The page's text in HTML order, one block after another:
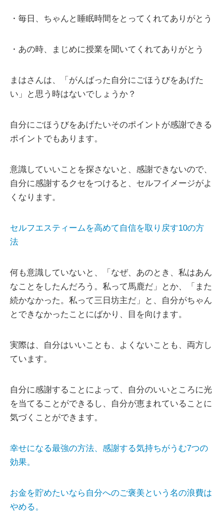
・毎日、ちゃんと睡眠時間をとってくれてありがとう
・あの時、まじめに授業を聞いてくれてありがとう
まはさんは、「がんばった自分にごほうびをあげた
い」と思う時はないでしょうか？
自分にごほうびをあげたいそのポイントが感謝できる
ポイントでもあります。
意識していいことを探さないと、感謝できないので、
自分に感謝するクセをつけると、セルフイメージがよ
くなります。
セルフエスティームを高めて自信を取り戻す10の方
法
何も意識していないと、「なぜ、あのとき、私はあん
なことをしたんだろう。私って馬鹿だ」とか、「また
続かなかった。私って三日坊主だ」と、自分がちゃん
とできなかったことにばかり、目を向けます。
実際は、自分はいいことも、よくないことも、両方し
ています。
自分に感謝することによって、自分のいいところに光
を当てることができるし、自分が恵まれていることに
気づくことができます。
幸せになる最強の方法、感謝する気持ちがうむ7つの
効果。
お金を貯めたいなら自分へのご褒美という名の浪費は
やめる。